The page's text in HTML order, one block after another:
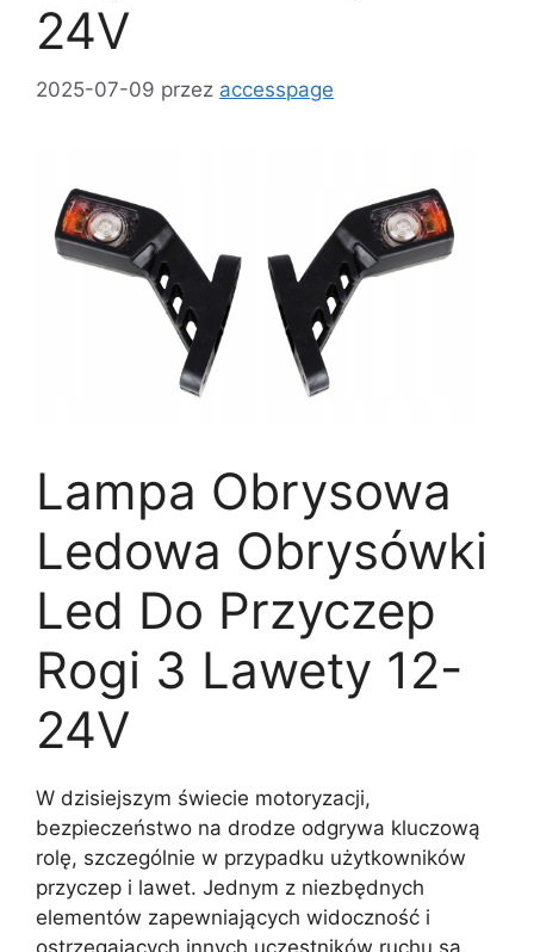
24V
2025-07-09 przez accesspage
Lampa Obrysowa
Ledowa Obrysówki
Led Do Przyczep
Rogi 3 Lawety 12-
24V
W dzisiejszym świecie motoryzacji,
bezpieczeństwo na drodze odgrywa kluczową
rolę, szczególnie w przypadku użytkowników
przyczep i lawet. Jednym z niezbędnych
elementów zapewniających widoczność i